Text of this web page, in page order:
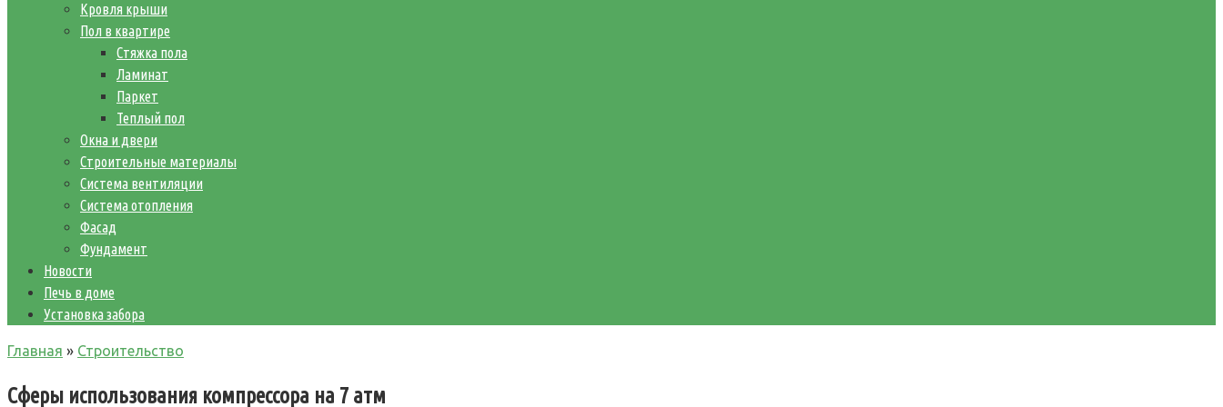
Кровля крыши
Пол в квартире
Стяжка пола
Ламинат
Паркет
Теплый пол
Окна и двери
Строительные материалы
Система вентиляции
Система отопления
Фасад
Фундамент
Новости
Печь в доме
Установка забора
Главная » Строительство
Сферы использования компрессора на 7 атм